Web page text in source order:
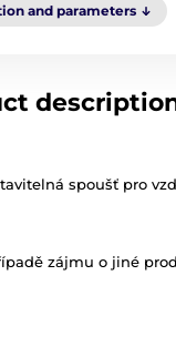
and parameters
spoušť pro
zájmu o jiné